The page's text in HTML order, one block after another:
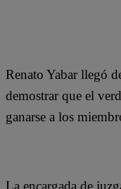
Renato Yabar llegó
demostrar que el
ganarse a los
La encargada de